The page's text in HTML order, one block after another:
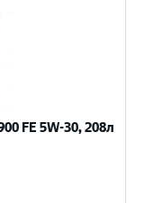
FE 5W-30, 208л